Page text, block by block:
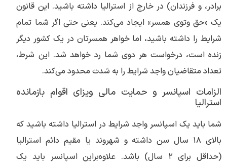
برادر، و فرزندان) در خارج از استرالیا داشته باشید. این قانون
یک «حق وتوی همسر» ایجاد می‌کند. یعنی حتی اگر شما تمام
شرایط را داشته باشید، اما خواهر همسرتان در یک کشور دیگر
زنده است، درخواست هر دوی شما رد خواهد شد. این شرط،
تعداد متقاضیان واجد شرایط را به شدت محدود می‌کند.
الزامات اسپانسر و حمایت مالی ویزای اقوام بازمانده
استرالیا
شما باید یک اسپانسر واجد شرایط در استرالیا داشته باشید که
بالای ۱۸ سال سن داشته و شهروند یا مقیم دائم استرالیا
(حداقل برای ۲ سال) باشد. علاوه‌براین اسپانسر باید یک